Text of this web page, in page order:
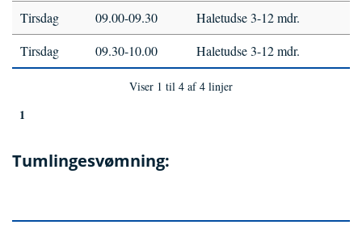
Tirsdag
09.00-09.30
Haletudse 3-12 mdr.
Tirsdag
09.30-10.00 Haletudse 3-12 mdr.
Viser 1 til 4 af 4 linjer
1
Tumlingesvømning: